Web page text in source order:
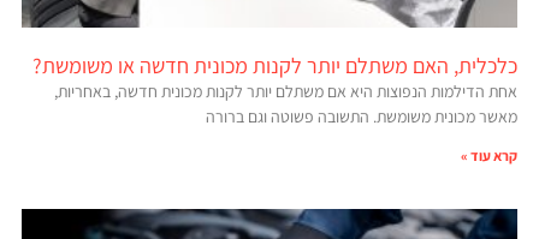
כלכלית, האם משתלם יותר לקנות מכונית חדשה או משומשת?
אחת הדילמות הנפוצות היא אם משתלם יותר לקנות מכונית חדשה, באחריות,
מאשר מכונית משומשת. התשובה פשוטה וגם ברורה
קרא עוד »